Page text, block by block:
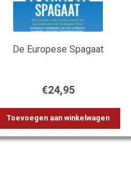
De Europese Spagaat
€24,95
Toevoegen aan winkelwagen